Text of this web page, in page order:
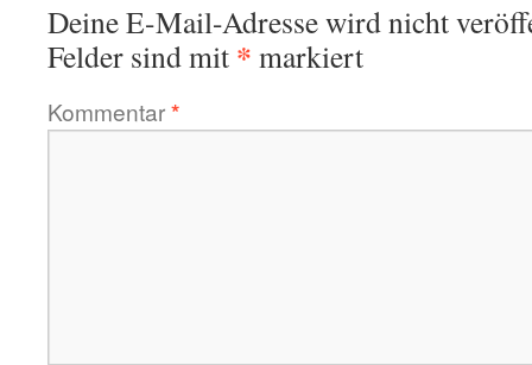
Deine E-Mail-Adresse wird nicht
Felder sind mit * markiert
Kommentar*